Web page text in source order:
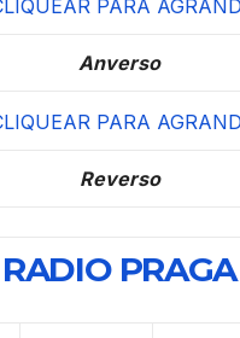
Anverso
Reverso
RADIO PRAGA